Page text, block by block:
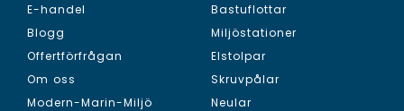
E-handel
Blogg
Offertförfrågan
Om oss
Modern-Marin-Miljö
Bastuflottar
Miljöstationer
Elstolpar
Skruvpålar
Neular